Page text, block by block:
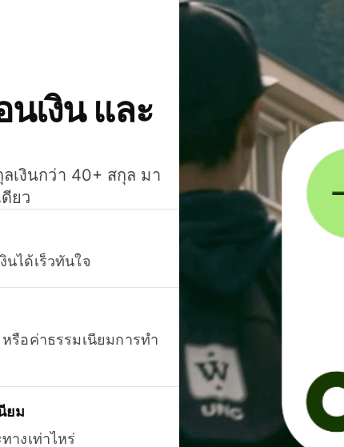
เงิน และ
เงินกว่า 40+ สกุล มา
ยว
นได้เร็วทันใจ
รือค่าธรรมเนียมการทำ
ยม
างเท่าไหร่